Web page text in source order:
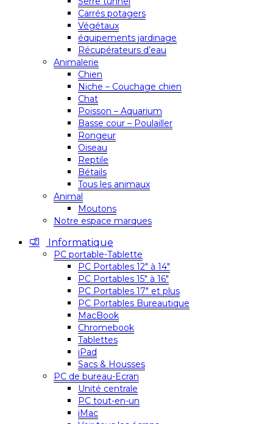
Carrés potagers
Végétaux
équipements jardinage
Récupérateurs d’eau
Animalerie
Chien
Niche – Couchage chien
Chat
Poisson – Aquarium
Basse cour – Poulailler
Rongeur
Oiseau
Reptile
Bétails
Tous les animaux
Animal
Moutons
Notre espace marques
Informatique
PC portable-Tablette
PC Portables 12″ à 14″
PC Portables 15″ à 16″
PC Portables 17″ et plus
PC Portables Bureautique
MacBook
Chromebook
Tablettes
iPad
Sacs & Housses
PC de bureau-Ecran
Unité centrale
PC tout-en-un
iMac